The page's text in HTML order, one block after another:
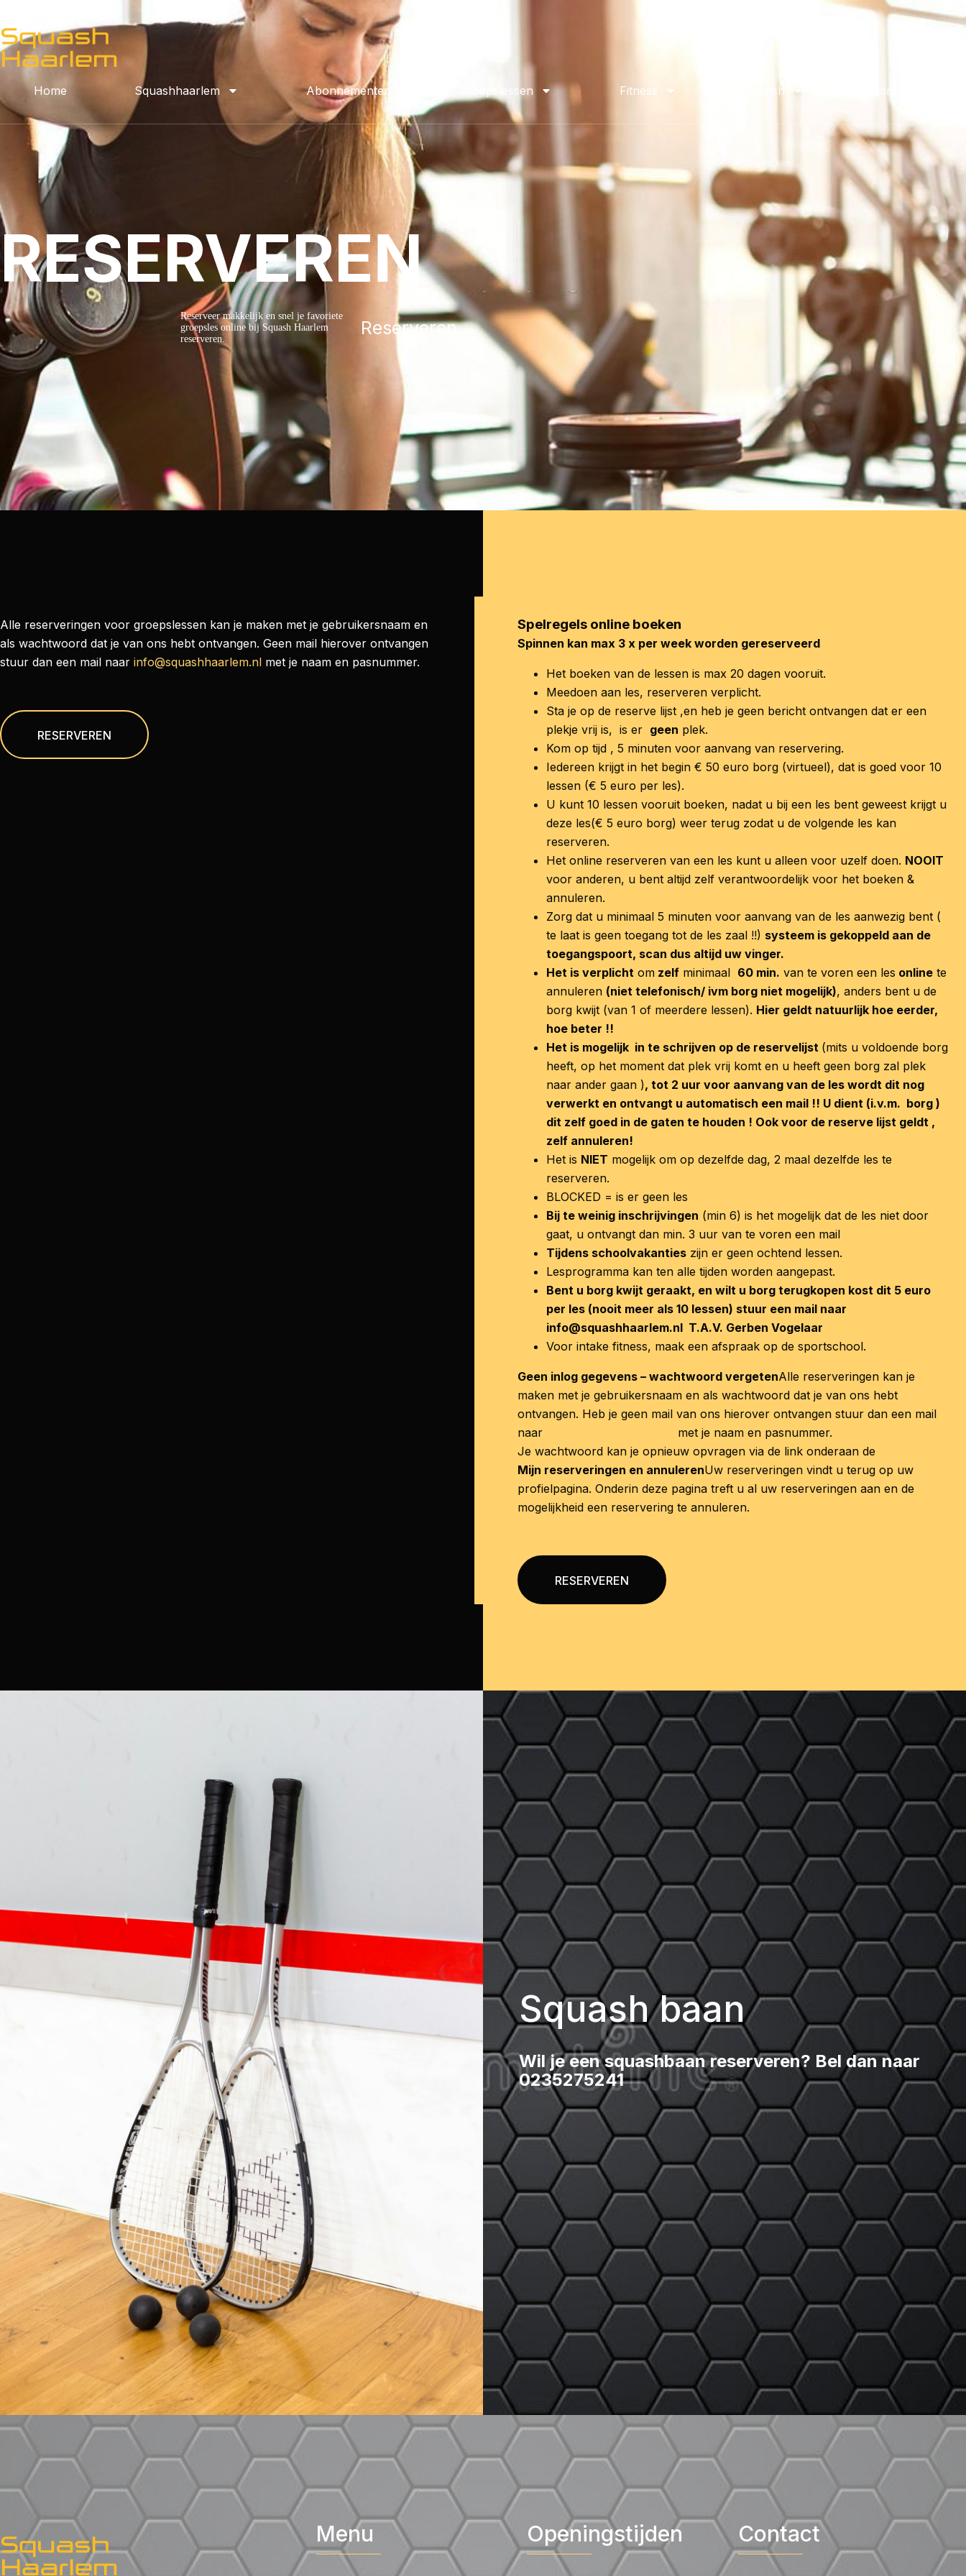
Home Squashhaarlem Abonnementen Groepslessen Fitness Squash Contact
RESERVEREN
Reserveer makkelijk en snel je favoriete
groepsles online bij Squash Haarlem
reserveren.
Reserveren
Alle reserveringen voor groepslessen kan je maken met je gebruikersnaam en
als wachtwoord dat je van ons hebt ontvangen. Geen mail hierover ontvangen
stuur dan een mail naar info@squashhaarlem.nl met je naam en pasnummer.
RESERVEREN
Spelregels online boeken
Spinnen kan max 3 x per week worden gereserveerd
Het boeken van de lessen is max 20 dagen vooruit.
Meedoen aan les, reserveren verplicht.
Sta je op de reserve lijst ,en heb je geen bericht ontvangen dat er een
plekje vrij is, is er geen plek.
Kom op tijd , 5 minuten voor aanvang van reservering.
Iedereen krijgt in het begin € 50 euro borg (virtueel), dat is goed voor 10
lessen (€ 5 euro per les).
U kunt 10 lessen vooruit boeken, nadat u bij een les bent geweest krijgt u
deze les(€ 5 euro borg) weer terug zodat u de volgende les kan
reserveren.
Het online reserveren van een les kunt u alleen voor uzelf doen. NOOIT
voor anderen, u bent altijd zelf verantwoordelijk voor het boeken &
annuleren.
Zorg dat u minimaal 5 minuten voor aanvang van de les aanwezig bent (
te laat is geen toegang tot de les zaal !!) systeem is gekoppeld aan de
toegangspoort, scan dus altijd uw vinger.
Het is verplicht om zelf minimaal 60 min. van te voren een les online te
annuleren (niet telefonisch/ ivm borg niet mogelijk), anders bent u de
borg kwijt (van 1 of meerdere lessen). Hier geldt natuurlijk hoe eerder,
hoe beter !!
Het is mogelijk in te schrijven op de reservelijst (mits u voldoende borg
heeft, op het moment dat plek vrij komt en u heeft geen borg zal plek
naar ander gaan ), tot 2 uur voor aanvang van de les wordt dit nog
verwerkt en ontvangt u automatisch een mail !! U dient (i.v.m. borg )
dit zelf goed in de gaten te houden ! Ook voor de reserve lijst geldt ,
zelf annuleren!
Het is NIET mogelijk om op dezelfde dag, 2 maal dezelfde les te
reserveren.
BLOCKED = is er geen les
Bij te weinig inschrijvingen (min 6) is het mogelijk dat de les niet door
gaat, u ontvangt dan min. 3 uur van te voren een mail
Tijdens schoolvakanties zijn er geen ochtend lessen.
Lesprogramma kan ten alle tijden worden aangepast.
Bent u borg kwijt geraakt, en wilt u borg terugkopen kost dit 5 euro
per les (nooit meer als 10 lessen) stuur een mail naar
info@squashhaarlem.nl T.A.V. Gerben Vogelaar
Voor intake fitness, maak een afspraak op de sportschool.
Geen inlog gegevens – wachtwoord vergetenAlle reserveringen kan je
maken met je gebruikersnaam en als wachtwoord dat je van ons hebt
ontvangen. Heb je geen mail van ons hierover ontvangen stuur dan een mail
naar
met je naam en pasnummer.
Je wachtwoord kan je opnieuw opvragen via de link onderaan de
Mijn reserveringen en annulerenUw reserveringen vindt u terug op uw
profielpagina. Onderin deze pagina treft u al uw reserveringen aan en de
mogelijkheid een reservering te annuleren.
RESERVEREN
Squash baan
Wil je een squashbaan reserveren? Bel dan naar
0235275241
Menu Openingstijden Contact